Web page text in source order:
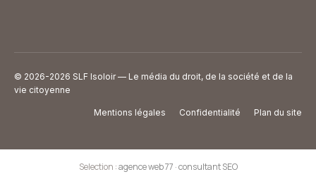
© 2026-2026 SLF Isoloir — Le média du droit, de la société et de la
vie citoyenne
Mentions légales Confidentialité Plan du site
Selection :agence web 77 ·consultant SEO